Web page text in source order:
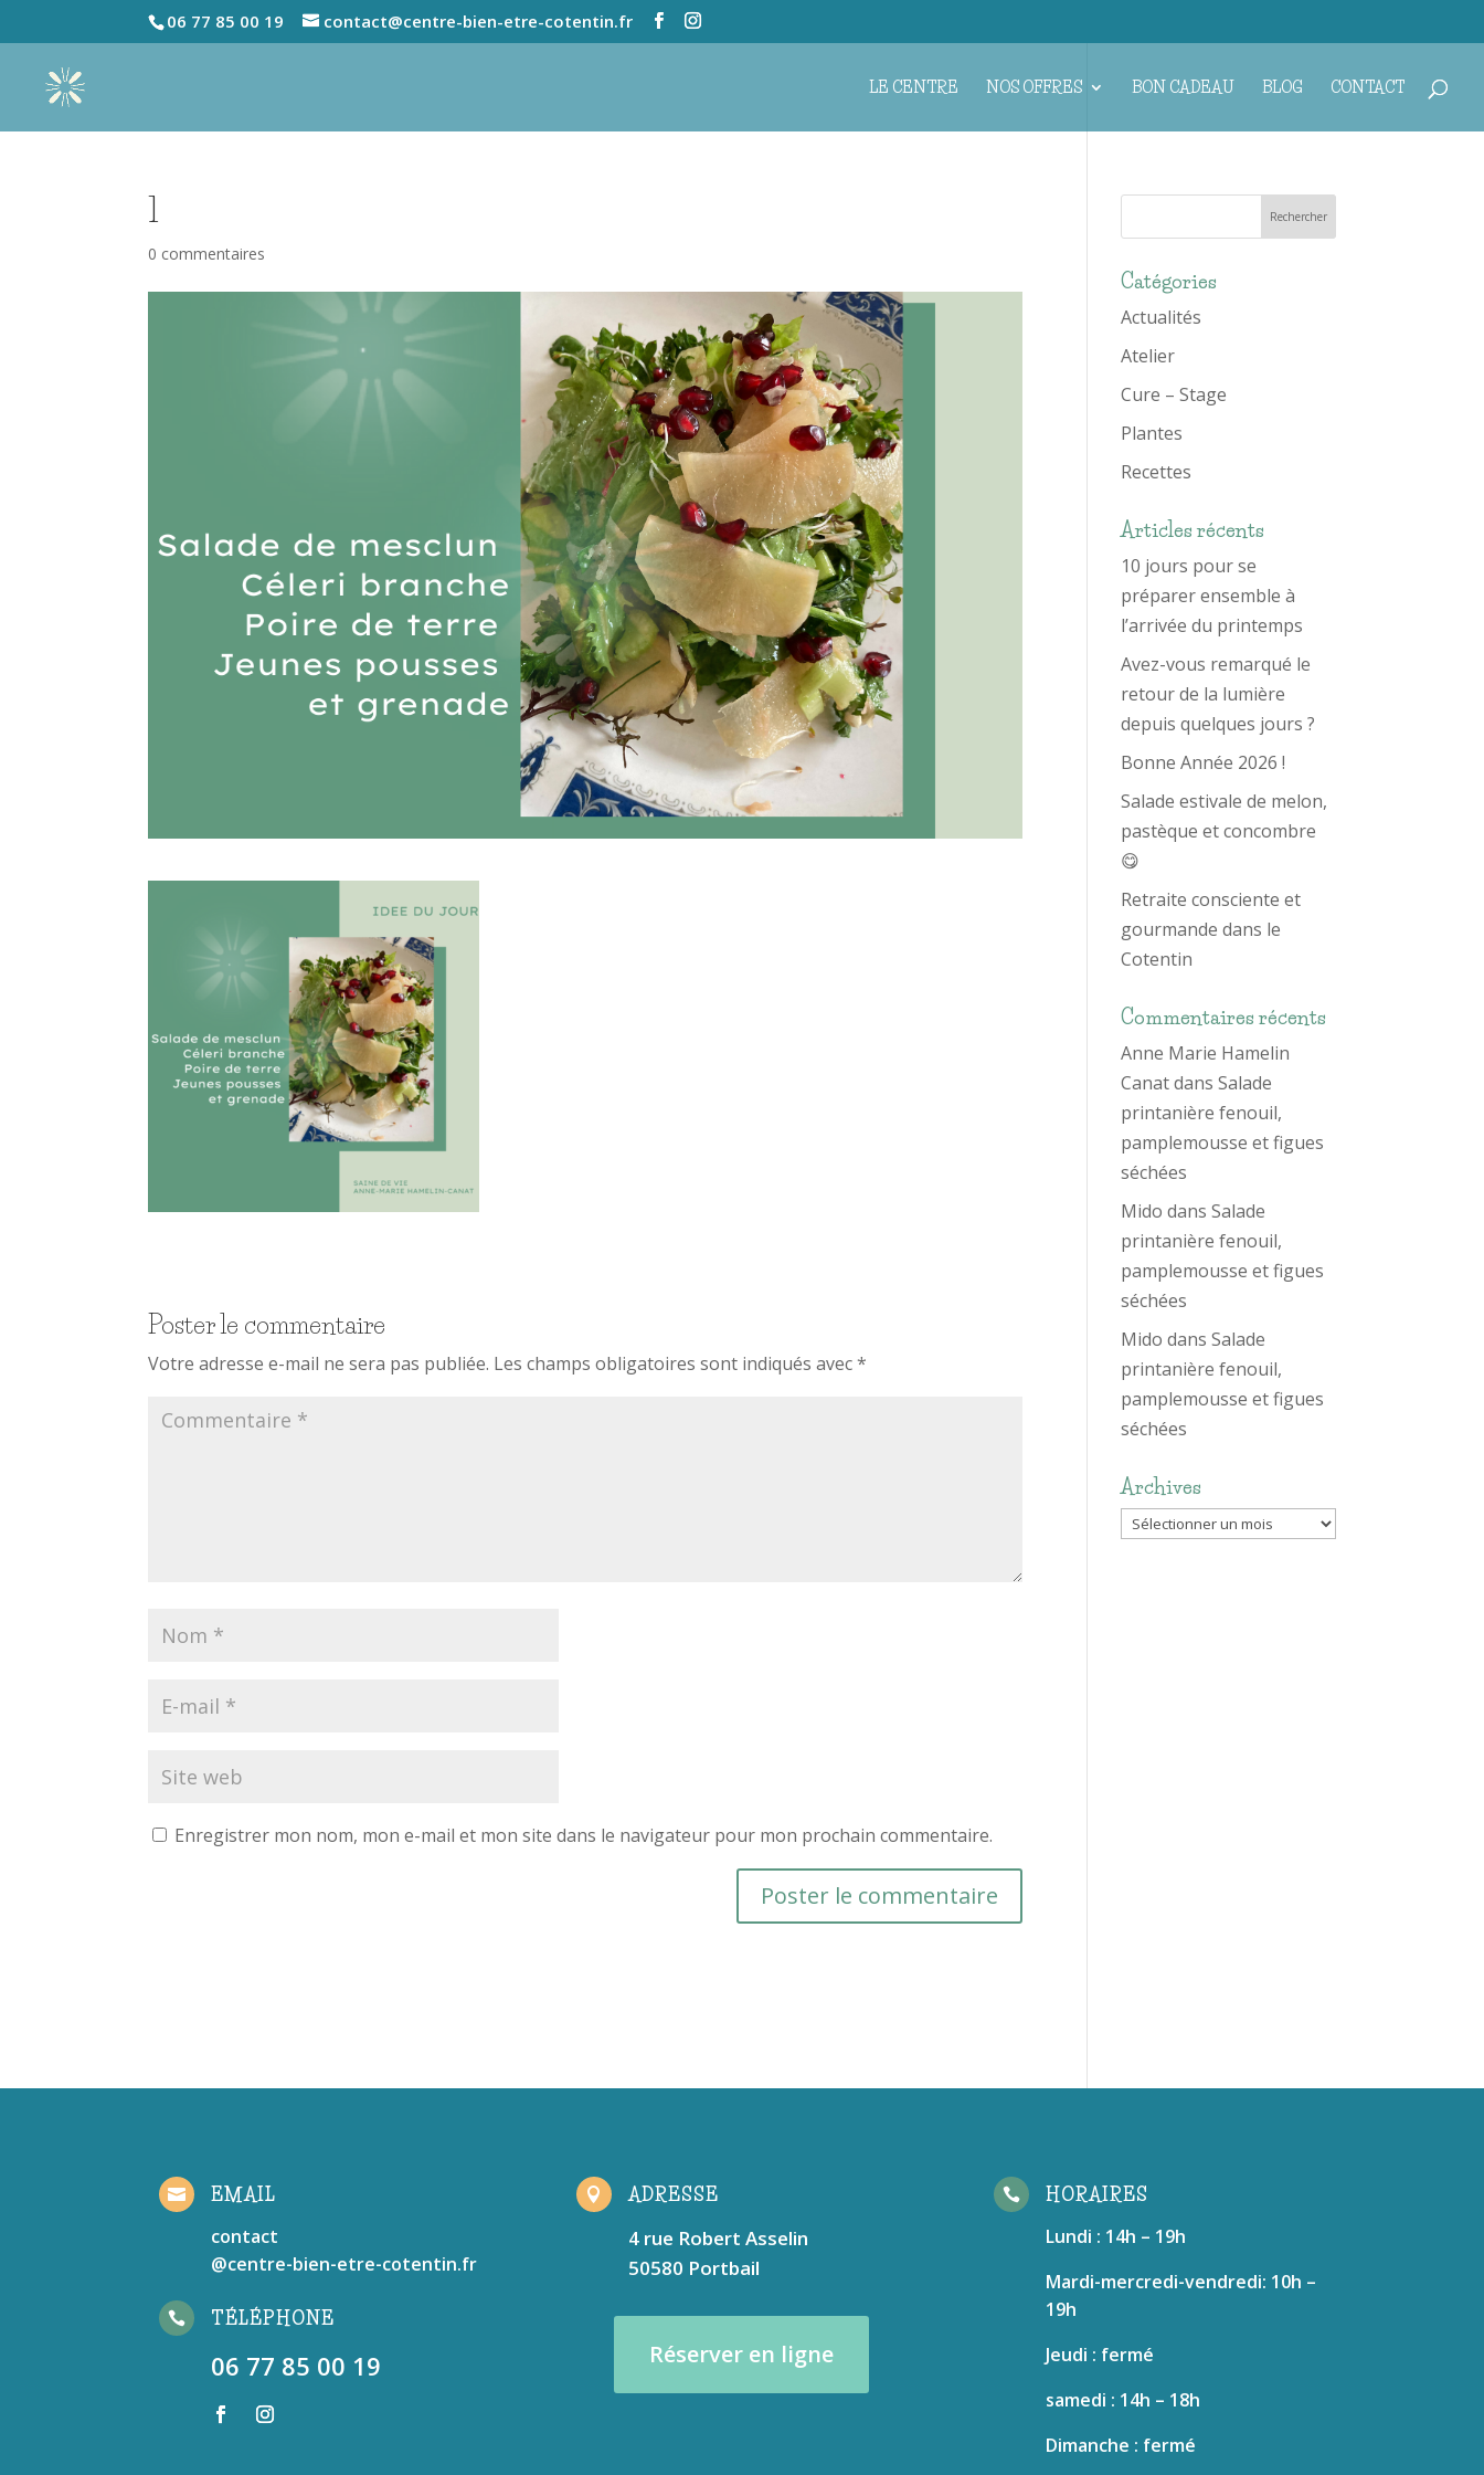
06 77 85 00 19 contact@centre-bien-etre-cotentin.fr
LE CENTRE NOS OFFRES BON CADEAU BLOG CONTACT
1
0 commentaires
Poster le commentaire
Votre adresse e-mail ne sera pas publiée. Les champs obligatoires sont indiqués avec*
Enregistrer mon nom, mon e-mail et mon site dans le navigateur pour mon prochain commentaire.
Catégories
Actualités
Atelier
Cure – Stage
Plantes
Recettes
Articles récents
10 jours pour se
préparer ensemble à
l’arrivée du printemps
Avez-vous remarqué le
retour de la lumière
depuis quelques jours ?
Bonne Année 2026 !
Salade estivale de melon,
pastèque et concombre
😋
Retraite consciente et
gourmande dans le
Cotentin
Commentaires récents
Anne Marie Hamelin
CanatdansSalade
printanière fenouil,
pamplemousse et figues
séchées
Mido dansSalade
printanière fenouil,
pamplemousse et figues
séchées
Mido dansSalade
printanière fenouil,
pamplemousse et figues
séchées
Archives
Archives
 EMAIL
contact
@centre-bien-etre-cotentin.fr
 TÉLÉPHONE
06 77 85 00 19
 ADRESSE
4 rue Robert Asselin
50580 Portbail
Réserver en ligne
 HORAIRES
Lundi : 14h – 19h
Mardi-mercredi-vendredi: 10h –
19h
Jeudi : fermé
samedi : 14h – 18h
Dimanche : fermé